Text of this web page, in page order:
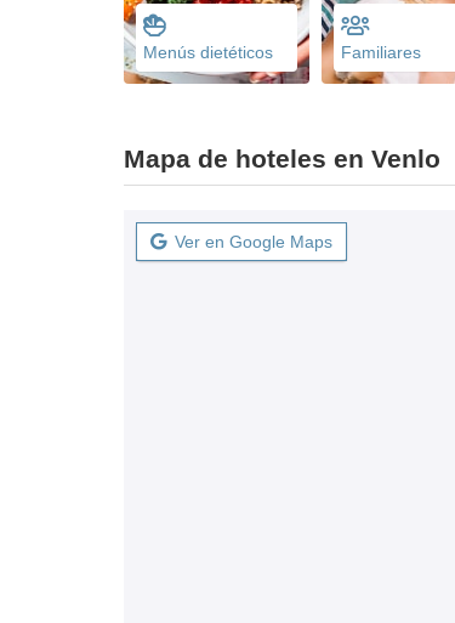
Menús dietéticos Familiares
Mapa de hoteles en Venlo
Ver en Google Maps